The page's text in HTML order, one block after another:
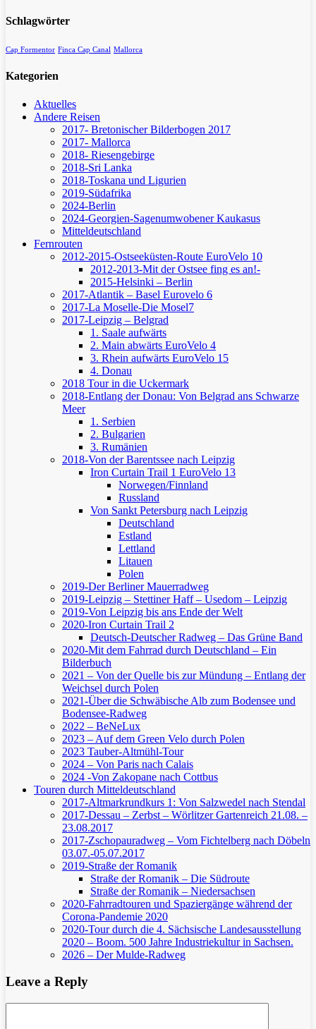
Schlagwörter
Cap Formentor Finca Cap Canal Mallorca
Kategorien
Aktuelles
Andere Reisen
2017- Bretonischer Bilderbogen 2017
2017- Mallorca
2018- Riesengebirge
2018-Sri Lanka
2018-Toskana und Ligurien
2019-Südafrika
2024-Berlin
2024-Georgien-Sagenumwobener Kaukasus
Mitteldeutschland
Fernrouten
2012-2015-Ostseeküsten-Route EuroVelo 10
2012-2013-Mit der Ostsee fing es an!-
2015-Helsinki – Berlin
2017-Atlantik – Basel Eurovelo 6
2017-La Moselle-Die Mosel7
2017-Leipzig – Belgrad
1. Saale aufwärts
2. Main abwärts EuroVelo 4
3. Rhein aufwärts EuroVelo 15
4. Donau
2018 Tour in die Uckermark
2018-Entlang der Donau: Von Belgrad ans Schwarze
Meer
1. Serbien
2. Bulgarien
3. Rumänien
2018-Von der Barentssee nach Leipzig
Iron Curtain Trail 1 EuroVelo 13
Norwegen/Finnland
Russland
Von Sankt Petersburg nach Leipzig
Deutschland
Estland
Lettland
Litauen
Polen
2019-Der Berliner Mauerradweg
2019-Leipzig – Stettiner Haff – Usedom – Leipzig
2019-Von Leipzig bis ans Ende der Welt
2020-Iron Curtain Trail 2
Deutsch-Deutscher Radweg – Das Grüne Band
2020-Mit dem Fahrrad durch Deutschland – Ein
Bilderbuch
2021 – Von der Quelle bis zur Mündung – Entlang der
Weichsel durch Polen
2021-Über die Schwäbische Alb zum Bodensee und
Bodensee-Radweg
2022 – BeNeLux
2023 – Auf dem Green Velo durch Polen
2023 Tauber-Altmühl-Tour
2024 – Von Paris nach Calais
2024 -Von Zakopane nach Cottbus
Touren durch Mitteldeutschland
2017-Altmarkrundkurs 1: Von Salzwedel nach Stendal
2017-Dessau – Zerbst – Wörlitzer Gartenreich 21.08. –
23.08.2017
2017-Zschopauradweg – Vom Fichtelberg nach Döbeln
03.07.-05.07.2017
2019-Straße der Romanik
Straße der Romanik – Die Südroute
Straße der Romanik – Niedersachsen
2020-Fahrradtouren und Spaziergänge während der
Corona-Pandemie 2020
2020-Tour durch die 4. Sächsische Landesausstellung
2020 – Boom. 500 Jahre Industriekultur in Sachsen.
2026 – Der Mulde-Radweg
Leave a Reply